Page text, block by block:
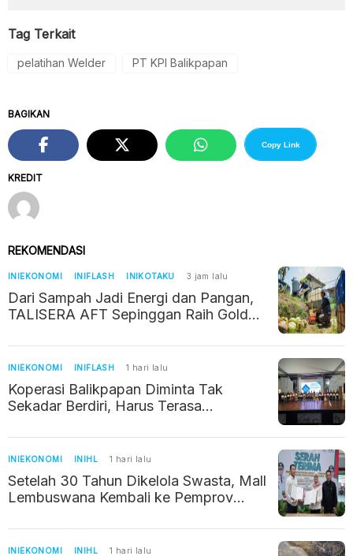
Tag Terkait
pelatihan Welder PT KPI Balikpapan
KREDIT
BAGIKAN
Copy Link
REKOMENDASI
INIEKONOMI INIFLASH INIKOTAKU 3 jam lalu
Dari Sampah Jadi Energi dan Pangan,
TALISERA AFT Sepinggan Raih Gold
INIEKONOMI INIFLASH 1 hari lalu
Koperasi Balikpapan Diminta Tak
Sekadar Berdiri, Harus Terasa
INIEKONOMI INIHL 1 hari lalu
Setelah 30 Tahun Dikelola Swasta, Mall
Lembuswana Kembali ke Pemprov
INIEKONOMI INIHL 1 hari lalu